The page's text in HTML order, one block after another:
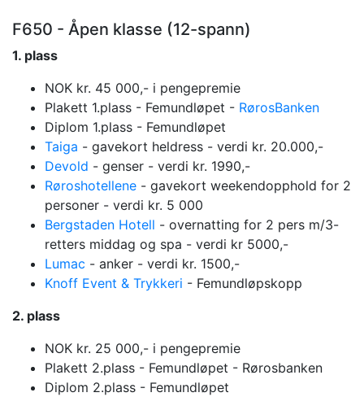
F650 - Åpen klasse (12-spann)
1. plass
NOK kr. 45 000,- i pengepremie
Plakett 1.plass - Femundløpet - RørosBanken
Diplom 1.plass - Femundløpet
Taiga - gavekort heldress - verdi kr. 20.000,-
Devold - genser - verdi kr. 1990,-
Røroshotellene - gavekort weekendopphold for 2
personer - verdi kr. 5 000
Bergstaden Hotell - overnatting for 2 pers m/3-
retters middag og spa - verdi kr 5000,-
Lumac - anker - verdi kr. 1500,-
Knoff Event & Trykkeri - Femundløpskopp
2. plass
NOK kr. 25 000,- i pengepremie
Plakett 2.plass - Femundløpet - Rørosbanken
Diplom 2.plass - Femundløpet